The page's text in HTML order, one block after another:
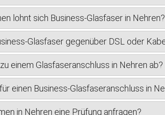
lohnt sich Business-Glasfaser in Nehren?
Glasfaser gegenüber DSL oder
einem Glasfaseranschluss in Nehren ab?
einen Business-Glasfaseranschluss in
in Nehren eine Prüfung anfragen?